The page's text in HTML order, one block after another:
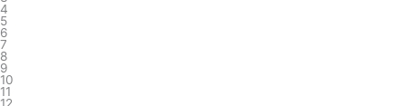
4
5
6
7
8
9
10
11